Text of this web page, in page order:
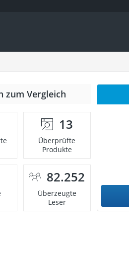
zum Vergleich
13
Überprüfte
Produkte
82.252
Überzeugte
Leser